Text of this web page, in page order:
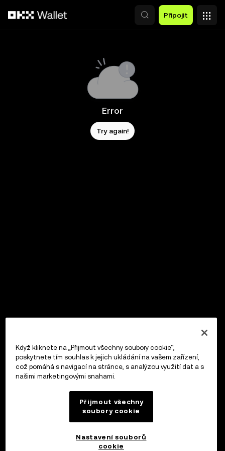
Připojit
Error
Try again!
Když kliknete na „Přijmout všechny soubory cookie“,
poskytnete tím souhlas k jejich ukládání na vašem zařízení,
což pomáhá s navigací na stránce, s analýzou využití dat a s
našimi marketingovými snahami.
Přijmout všechny
soubory cookie
Nastavení souborů
cookie